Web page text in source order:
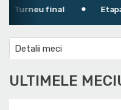
final Etapa 3
Detalii meci
ULTIMELE